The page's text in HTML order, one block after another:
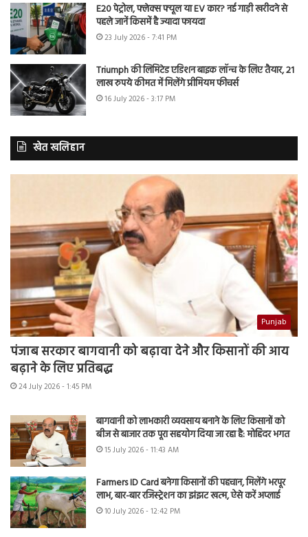
E20 पेट्रोल, फ्लेक्स फ्यूल या EV कार? नई गाड़ी खरीदने से
पहले जानें किसमें है ज्यादा फायदा
23 July 2026 - 7:41 PM
Triumph की लिमिटेड एडिशन बाइक लॉन्च के लिए तैयार, 21
लाख रुपये कीमत में मिलेंगे प्रीमियम फीचर्स
16 July 2026 - 3:17 PM
खेत खलिहान
Punjab
पंजाब सरकार बागवानी को बढ़ावा देने और किसानों की आय
बढ़ाने के लिए प्रतिबद्ध
24 July 2026 - 1:45 PM
बागवानी को लाभकारी व्यवसाय बनाने के लिए किसानों को
बीज से बाजार तक पूरा सहयोग दिया जा रहा है: मोहिंदर भगत
15 July 2026 - 11:43 AM
Farmers ID Card बनेगा किसानों की पहचान, मिलेंगे भरपूर
लाभ, बार-बार रजिस्ट्रेशन का झंझट खत्म, ऐसे करें अप्लाई
10 July 2026 - 12:42 PM